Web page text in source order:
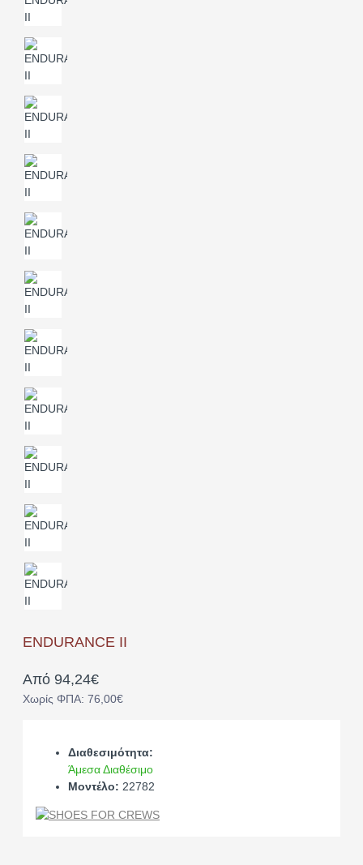
ENDURANCE II
Από 94,24€
Χωρίς ΦΠΑ: 76,00€
Διαθεσιμότητα:
Άμεσα Διαθέσιμο
Μοντέλο: 22782